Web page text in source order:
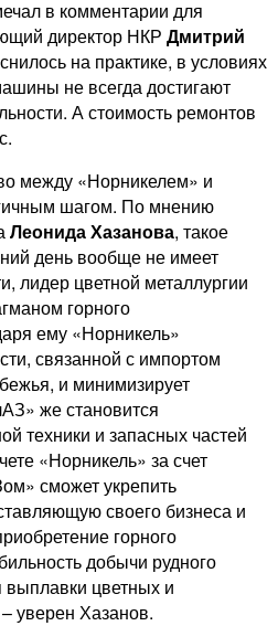
в комментарии для
директор НКР Дмитрий
на практике, в условиях
не всегда достигают
А стоимость ремонтов
между «Норникелем» и
шагом. По мнению
Леонида Хазанова, такое
день вообще не имеет
лидер цветной металлургии
горного
ему «Норникель»
связанной с импортом
и минимизирует
же становится
техники и запасных частей
«Норникель» за счет
сможет укрепить
своего бизнеса и
горного
добычи рудного
цветных и
уверен Хазанов.